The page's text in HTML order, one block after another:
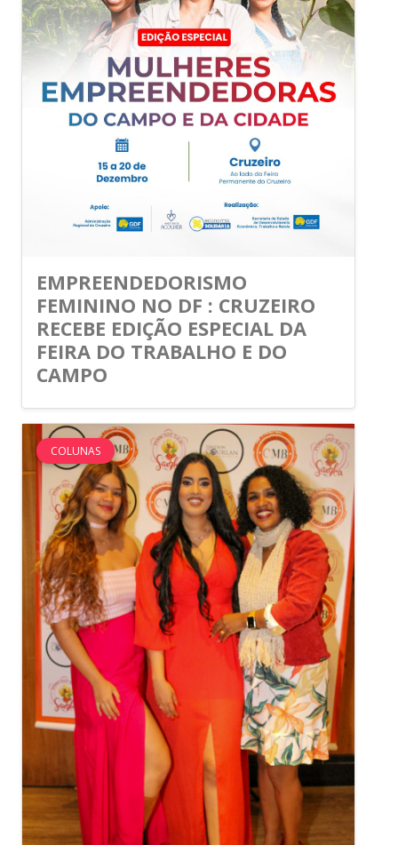
EMPREENDEDORISMO
FEMININO NO DF : CRUZEIRO
RECEBE EDIÇÃO ESPECIAL DA
FEIRA DO TRABALHO E DO
CAMPO
COLUNAS